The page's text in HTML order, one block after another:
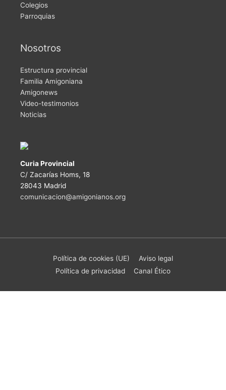
Colegios
Parroquias
Nosotros
Estructura provincial
Familia Amigoniana
Amigonews
Video-testimonios
Noticias
Curia Provincial
C/ Zacarías Homs, 18
28043 Madrid
comunicacion@amigonianos.org
Política de cookies (UE)
Aviso legal
Política de privacidad
Canal Ético